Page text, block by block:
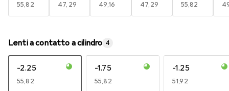
EUR
55,82 EUR
47,29 EUR
49,16 EUR
47,29 EUR
55,82
Lenti a contatto a cilindro 4
-2.25
EUR
55,82
-1.75
EUR
55,82
-1.25
EUR
51,92